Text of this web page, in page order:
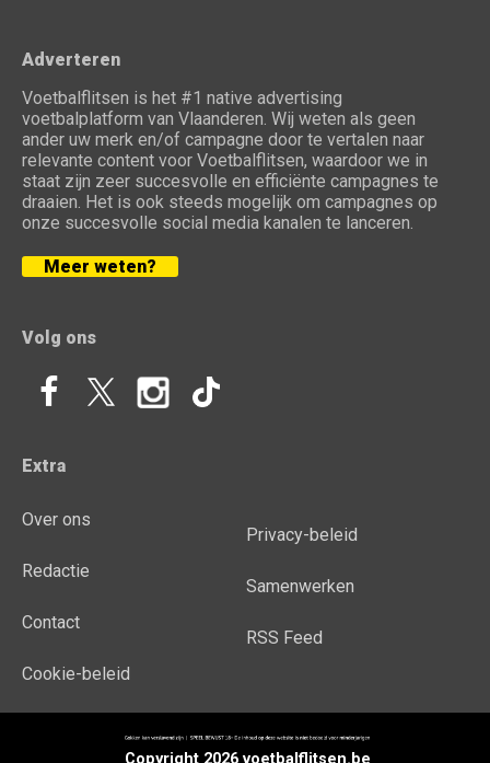
Adverteren
Voetbalflitsen is het #1 native advertising
voetbalplatform van Vlaanderen. Wij weten als geen
ander uw merk en/of campagne door te vertalen naar
relevante content voor Voetbalflitsen, waardoor we in
staat zijn zeer succesvolle en efficiënte campagnes te
draaien. Het is ook steeds mogelijk om campagnes op
onze succesvolle social media kanalen te lanceren.
Meer weten?
Volg ons
Extra
Over ons
Redactie
Contact
Cookie-beleid
Privacy-beleid
Samenwerken
RSS Feed
Copyright 2026 voetbalflitsen.be